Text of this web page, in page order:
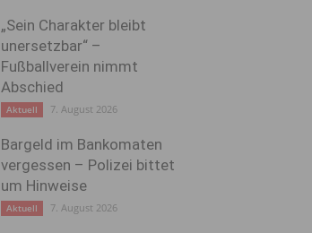
„Sein Charakter bleibt
unersetzbar“ –
Fußballverein nimmt
Abschied
Aktuell 7. August 2026
Bargeld im Bankomaten
vergessen – Polizei bittet
um Hinweise
Aktuell 7. August 2026